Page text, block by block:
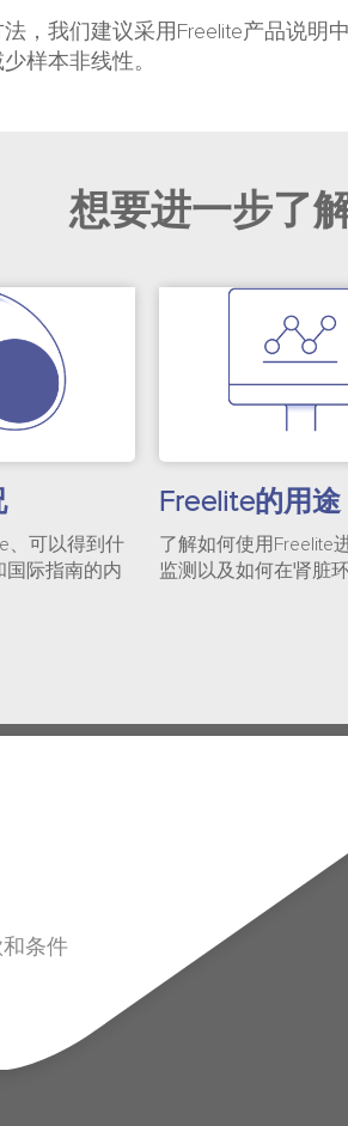
，我们建议采用Freelite产品说明
样本非线性。
想要进一步了
、可以得到什
国际指南的内
Freelite的用途
了解如何使用Freelite
监测以及如何在肾脏
条件